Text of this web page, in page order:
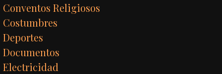
Conventos Religiosos
Costumbres
Deportes
Documentos
Electricidad